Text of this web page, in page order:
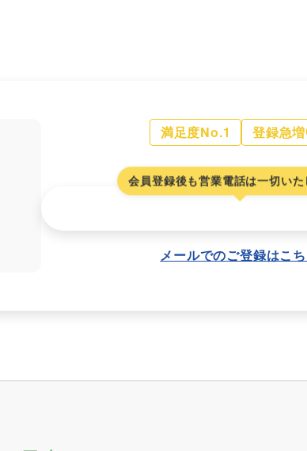
満足度No.1 登録急
会員登録後も営業電話は一切いた
お友だち追加して受け取る
メールでのご登録はこ